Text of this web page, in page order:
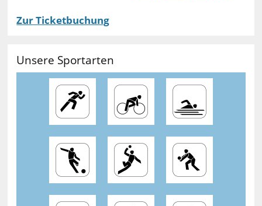
Zur Ticketbuchung
Unsere Sportarten